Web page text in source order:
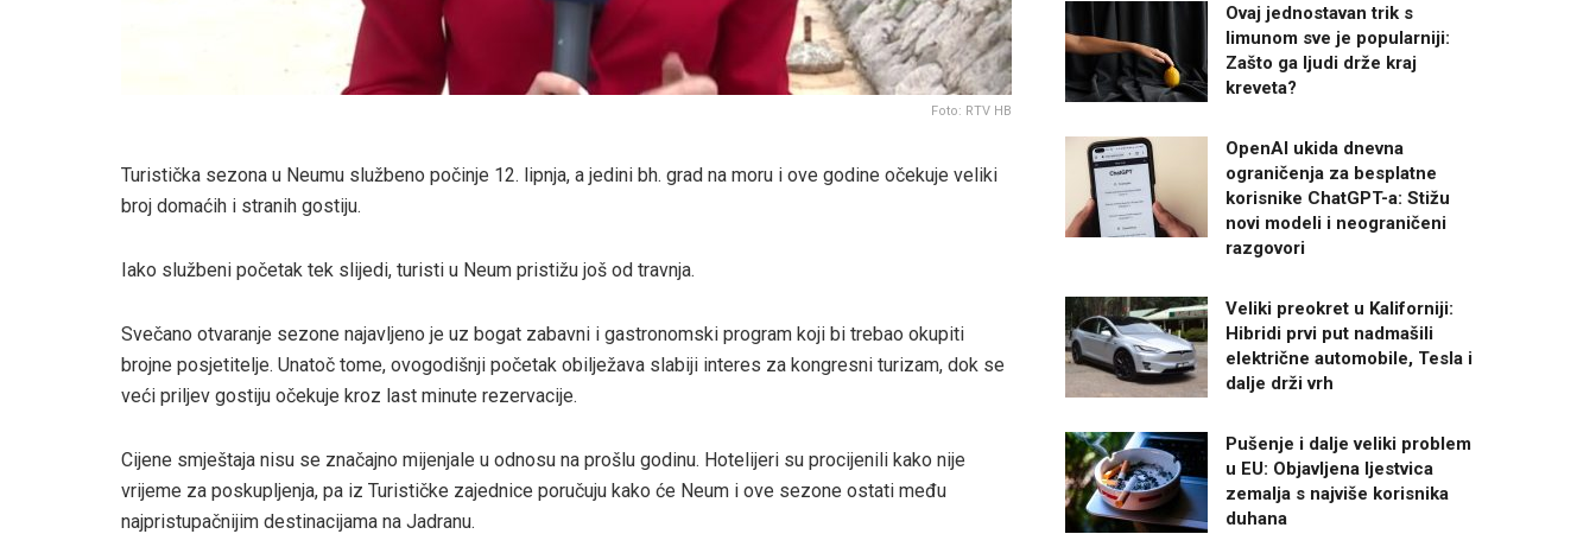
Foto: RTV HB
Turistička sezona u Neumu službeno počinje 12. lipnja, a jedini bh. grad na moru i ove godine očekuje veliki
broj domaćih i stranih gostiju.
Iako službeni početak tek slijedi, turisti u Neum pristižu još od travnja.
Svečano otvaranje sezone najavljeno je uz bogat zabavni i gastronomski program koji bi trebao okupiti
brojne posjetitelje. Unatoč tome, ovogodišnji početak obilježava slabiji interes za kongresni turizam, dok se
veći priljev gostiju očekuje kroz last minute rezervacije.
Cijene smještaja nisu se značajno mijenjale u odnosu na prošlu godinu. Hotelijeri su procijenili kako nije
vrijeme za poskupljenja, pa iz Turističke zajednice poručuju kako će Neum i ove sezone ostati među
najpristupačnijim destinacijama na Jadranu.
Ovaj jednostavan trik s
limunom sve je popularniji:
Zašto ga ljudi drže kraj
kreveta?
OpenAI ukida dnevna
ograničenja za besplatne
korisnike ChatGPT-a: Stižu
novi modeli i neograničeni
razgovori
Veliki preokret u Kaliforniji:
Hibridi prvi put nadmašili
električne automobile, Tesla i
dalje drži vrh
Pušenje i dalje veliki problem
u EU: Objavljena ljestvica
zemalja s najviše korisnika
duhana